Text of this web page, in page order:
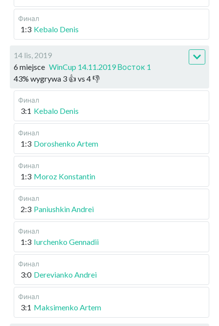
Финал
1:3 Kebalo Denis
14 lis, 2019
6 miejsce WinCup 14.11.2019 Восток 1
43% wygrywa 3 👍 vs 4👎
Финал
3:1 Kebalo Denis
Финал
1:3 Doroshenko Artem
Финал
1:3 Moroz Konstantin
Финал
2:3 Paniushkin Andrei
Финал
1:3 Iurchenko Gennadii
Финал
3:0 Derevianko Andrei
Финал
3:1 Maksimenko Artem